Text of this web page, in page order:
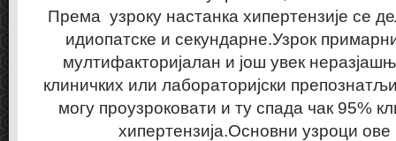
Према узроку настанка хипертензије се
идиопатске и секундарне.Узрок
мултифакторијалан и још увек
клиничких или лабораторијски
могу проузроковати и ту спада чак 95%
хипертензија.Основни узроци ове